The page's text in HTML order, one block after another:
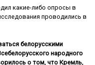
какие-либо опросы в
проводились в
белорусскими
народного
о том, что Кремль,